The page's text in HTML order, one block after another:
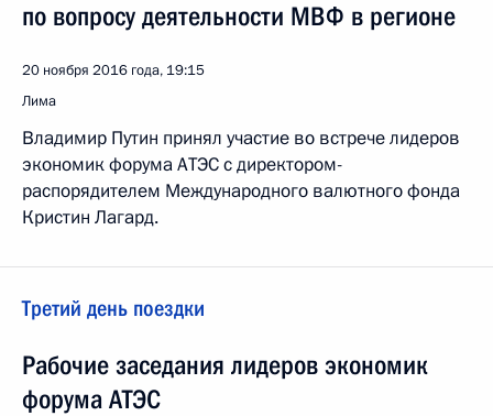
по вопросу деятельности МВФ в регионе
20 ноября 2016 года, 19:15
Лима
Владимир Путин принял участие во встрече лидеров
экономик форума АТЭС с директором-
распорядителем Международного валютного фонда
Кристин Лагард.
Третий день поездки
Рабочие заседания лидеров экономик
форума АТЭС